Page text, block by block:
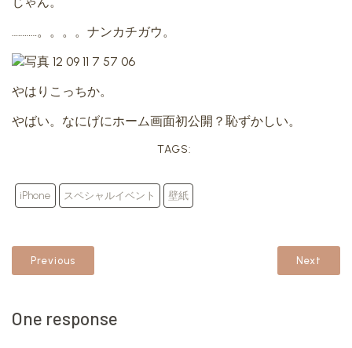
…………。。。。ナンカチガウ。
やはりこっちか。
やばい。なにげにホーム画面初公開？恥ずかしい。
TAGS:
iPhone スペシャルイベント 壁紙
Previous Next
One response